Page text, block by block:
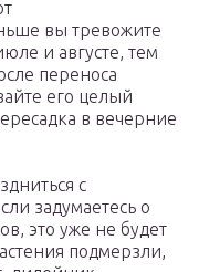
вы тревожите
и августе, тем
переноса
его целый
в вечерние
с
задумаетесь о
это уже не будет
подмерзли,